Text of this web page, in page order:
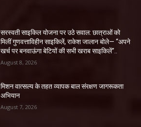
सरस्वती साइकिल योजना पर उठे सवाल: छात्राओं को
मिलीं गुणवत्ताविहीन साइकिलें, राकेश जालान बोले— “अपने
खर्च पर बनवाऊंगा बेटियों की सभी खराब साइकिलें”..
August 8, 2026
मिशन वात्सल्य के तहत व्यापक बाल संरक्षण जागरूकता
अभियान
August 7, 2026